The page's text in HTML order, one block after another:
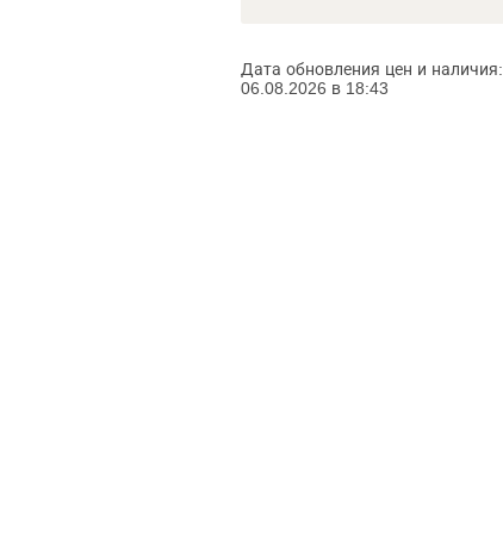
Дата обновления цен и наличия:
06.08.2026 в 18:43